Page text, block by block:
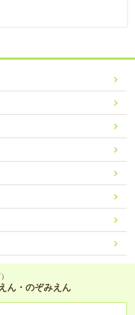
ん・のぞみえん